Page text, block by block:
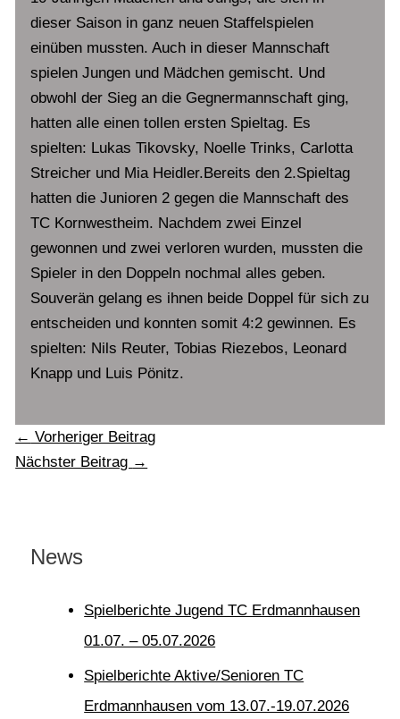
dieser Saison in ganz neuen Staffelspielen
einüben mussten. Auch in dieser Mannschaft
spielen Jungen und Mädchen gemischt. Und
obwohl der Sieg an die Gegnermannschaft ging,
hatten alle einen tollen ersten Spieltag. Es
spielten: Lukas Tikovsky, Noelle Trinks, Carlotta
Streicher und Mia Heidler.Bereits den 2.Spieltag
hatten die Junioren 2 gegen die Mannschaft des
TC Kornwestheim. Nachdem zwei Einzel
gewonnen und zwei verloren wurden, mussten die
Spieler in den Doppeln nochmal alles geben.
Souverän gelang es ihnen beide Doppel für sich zu
entscheiden und konnten somit 4:2 gewinnen. Es
spielten: Nils Reuter, Tobias Riezebos, Leonard
Knapp und Luis Pönitz.
← Vorheriger Beitrag
Nächster Beitrag →
News
Spielberichte Jugend TC Erdmannhausen
01.07. – 05.07.2026
Spielberichte Aktive/Senioren TC
Erdmannhausen vom 13.07.-19.07.2026